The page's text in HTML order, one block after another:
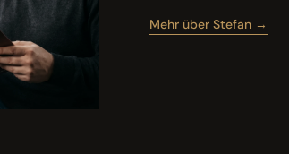
Mehr über Stefan →